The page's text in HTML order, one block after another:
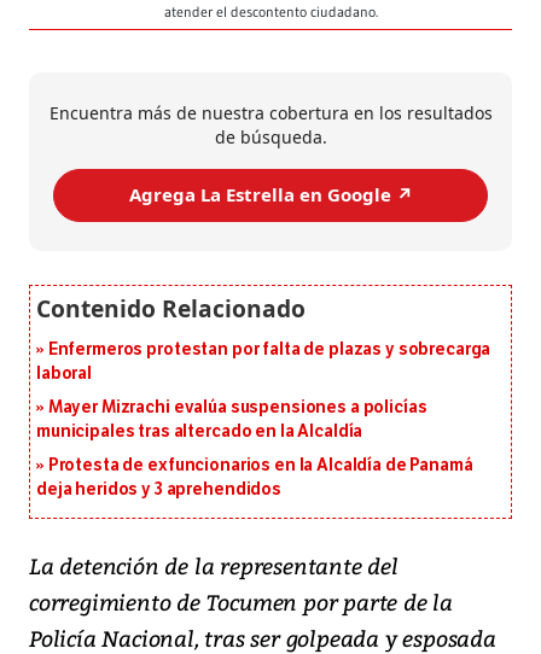
atender el descontento ciudadano.
Encuentra más de nuestra cobertura en los resultados
de búsqueda.
Agrega La Estrella en Google ↗️
Enfermeros protestan por falta de plazas y sobrecarga
laboral
Mayer Mizrachi evalúa suspensiones a policías
municipales tras altercado en la Alcaldía
Protesta de exfuncionarios en la Alcaldía de Panamá
deja heridos y 3 aprehendidos
La detención de la representante del
corregimiento de Tocumen por parte de la
Policía Nacional, tras ser golpeada y esposada